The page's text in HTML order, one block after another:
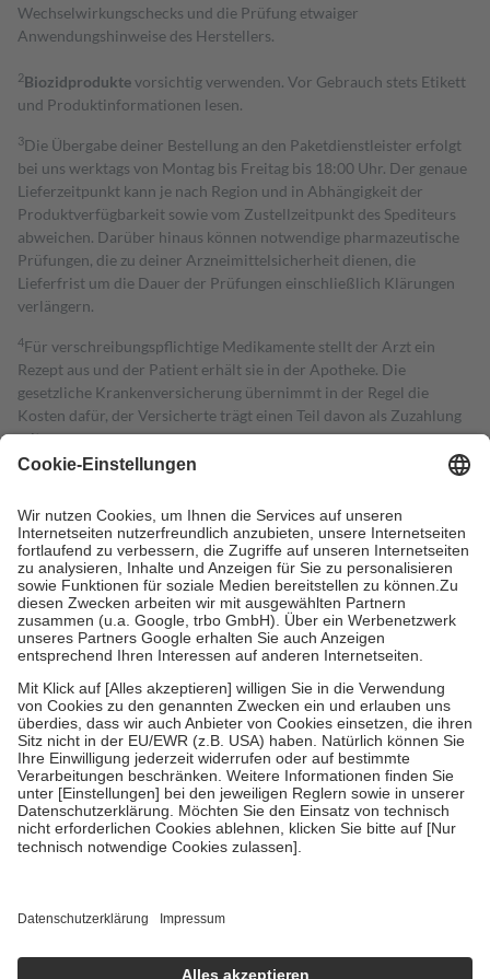
Wechselwirkungschecks und die Prüfung etwaiger
Anwendungshinweise des Herstellers.
2Biozidproduktevorsichtig verwenden. Vor Gebrauch stets Etikett
und Produktinformationen lesen.
3Die Übergabe deiner Bestellung an den Paketdienstleister erfolgt
bei uns werktags von Montag bis Freitag bis 18:00 Uhr. Der genaue
Lieferzeitpunkt kann je nach Region und in Abhängigkeit der
Produktverfügbarkeit sowie vom Zustellzeitpunkt des Spediteurs
abweichen. Darüber hinaus können notwendige pharmazeutische
Prüfungen, die zu deiner Arzneimittelsicherheit dienen, die
Lieferfrist um die Dauer der Prüfungen einschließlich Klärungen
verlängern.
4Für verschreibungspflichtige Medikamente stellt der Arzt ein
Rezept aus und der Patient erhält sie in der Apotheke. Die
gesetzliche Krankenversicherung übernimmt in der Regel die
Kosten dafür, der Versicherte trägt einen Teil davon als Zuzahlung
mit.
Grundsätzlich leisten Mitglieder Zuzahlungen in Höhe von zehn
höchstens zehn Euro.
Es sind jedoch nie mehr als die tatsächlichen
Kosten der Leistung zu entrichten.
Diese Regeln gelten grundsätzlich auch für Online-Apotheken.
Bei Heilmitteln und häuslicher Krankenpflege beträgt die
Zuzahlung zehn Prozent der Kosten sowie zehn Euro je
Verordnung.
Um das Engagement der Versicherten für ihre eigene Gesundheit zu
stärken und die besondere Stellung der Familie zu unterstützen,
fallenkeine Zuzahlungenan bei:
• Kindern und Jugendlichen bis zum vollendeten 18. Lebensjahr
mit Ausnahme der Fahrkosten
• Untersuchungen zur Vorsorge und Früherkennung, die von der
GKV getragen werden
• empfohlenen Schutzimpfungen
• Harn- und Blutteststreifen
getroffen, um sicherzustellen, dass es sich um echte Bewertungen
https://help.etrusted.com/hc/de/articles/4419944605341